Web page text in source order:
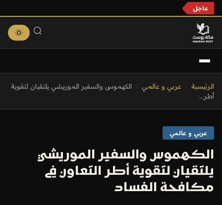
عاجل
إلى
المحتوى
الرئيسية عربي و عالمي
الكهموس والسفير الموريشي يلتقيان لتقوية
أطر...
عربي و عالمي
الكهموس والسفير الموريشي
يلتقيان لتقوية أطر التعاون في
مكافحة الفساد